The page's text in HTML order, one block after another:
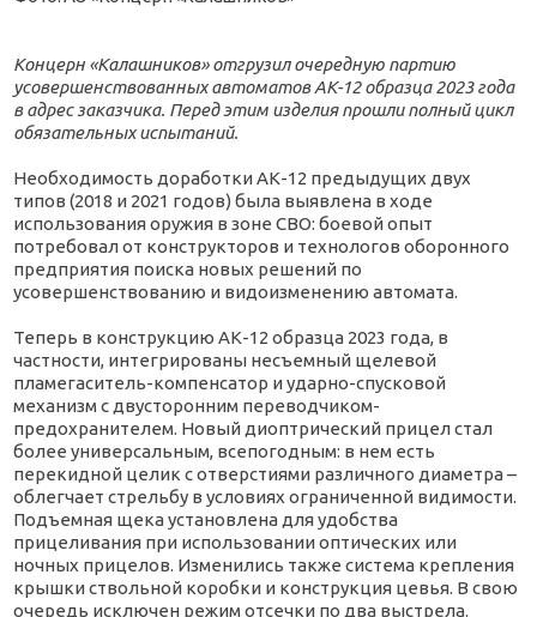
Концерн «Калашников» отгрузил очередную партию
усовершенствованных автоматов АК-12 образца 2023 года
в адрес заказчика. Перед этим изделия прошли полный цикл
обязательных испытаний.
Необходимость доработки АК-12 предыдущих двух
типов (2018 и 2021 годов) была выявлена в ходе
использования оружия в зоне СВО: боевой опыт
потребовал от конструкторов и технологов оборонного
предприятия поиска новых решений по
усовершенствованию и видоизменению автомата.
Теперь в конструкцию АК-12 образца 2023 года, в
частности, интегрированы несъемный щелевой
пламегаситель-компенсатор и ударно-спусковой
механизм с двусторонним переводчиком-
предохранителем. Новый диоптрический прицел стал
более универсальным, всепогодным: в нем есть
перекидной целик с отверстиями различного диаметра –
облегчает стрельбу в условиях ограниченной видимости.
Подъемная щека установлена для удобства
прицеливания при использовании оптических или
ночных прицелов. Изменились также система крепления
крышки ствольной коробки и конструкция цевья. В свою
очередь исключен режим отсечки по два выстрела.